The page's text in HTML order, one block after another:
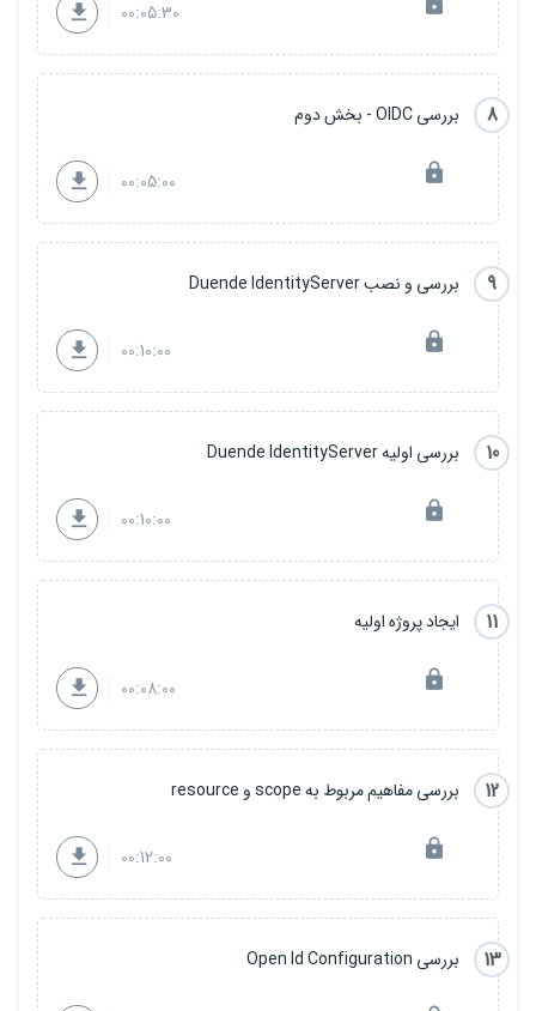
00:05:30
8 بررسی OIDC - بخش دوم
00:05:00
9 بررسی و نصب Duende IdentityServer
00:10:00
10 بررسی اولیه Duende IdentityServer
00:10:00
11 ایجاد پروژه اولیه
00:08:00
12 بررسی مفاهیم مربوط به scope و resource
00:12:00
13 بررسی Open Id Configuration